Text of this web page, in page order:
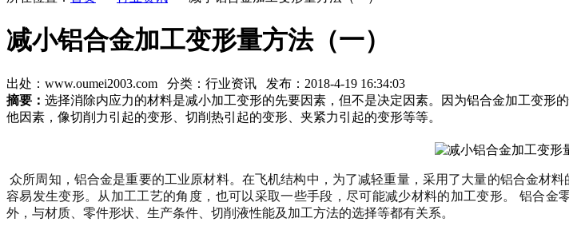
减小铝合金加工变形量方法（一）
出处：www.oumei2003.com 分类：行业资讯 发布：2018-4-19 16:34:03
摘要： 选择消除内应力的材料是减小加工变形的先要因素，但不是决定因素。因为铝合金加工变形
他因素，像切削力引起的变形、切削热引起的变形、夹紧力引起的变形等等。
众所周知， 铝合金是重要的工业原材料。 在飞机结构中，为了减轻重量，采用了大量的铝合金材料
容易发生变形。从加工工艺的角度，也可以采取一些手段，尽可能减少材料的加工变形。
铝合金
外， 与材质、零件形状、生产条件、切削液性能及加工方法的选择等都有关系。